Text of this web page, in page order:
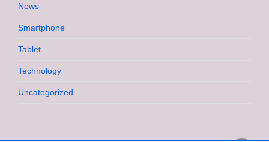
News
Smartphone
Tablet
Technology
Uncategorized